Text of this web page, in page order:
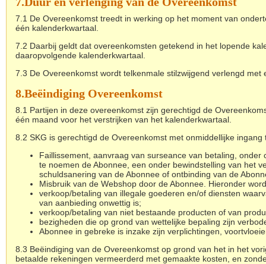
7.1 De Overeenkomst treedt in werking op het moment van
één kalenderkwartaal.
7.2 Daarbij geldt dat overeenkomsten getekend in het lopende
daaropvolgende kalenderkwartaal.
7.3 De Overeenkomst wordt telkenmale stilzwijgend verlengd
8.Beëindiging Overeenkomst
8.1 Partijen in deze overeenkomst zijn gerechtigd de
één maand voor het verstrijken van het kalenderkwartaal.
8.2 SKG is gerechtigd de Overeenkomst met onmiddellijke
Faillissement, aanvraag van surseance van betaling,
te noemen de Abonnee, een onder bewindstelling van het
schuldsanering van de Abonnee of ontbinding van de
Misbruik van de Webshop door de Abonnee. Hieronder
verkoop/betaling van illegale goederen en/of diensten
van aanbieding onwettig is;
verkoop/betaling van niet bestaande producten of van
bezigheden die op grond van wettelijke bepaling zijn
Abonnee in gebreke is inzake zijn verplichtingen,
8.3 Beëindiging van de Overeenkomst op grond van het in het
betaalde rekeningen vermeerderd met gemaakte kosten, en